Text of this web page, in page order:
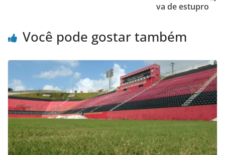
va de estupro
Você pode gostar também